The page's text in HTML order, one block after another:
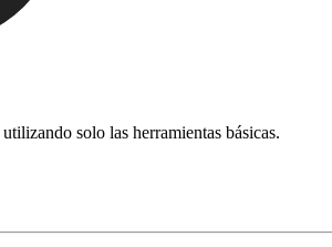
solo las herramientas básicas.